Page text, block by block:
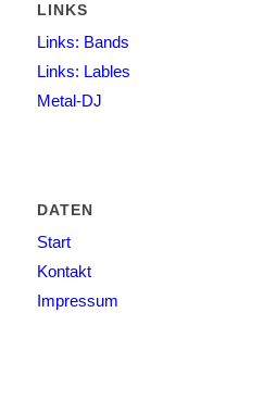
LINKS
Links: Bands
Links: Lables
Metal-DJ
DATEN
Start
Kontakt
Impressum